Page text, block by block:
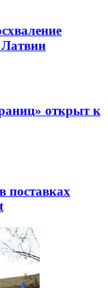
Латвии
открыт к
поставках